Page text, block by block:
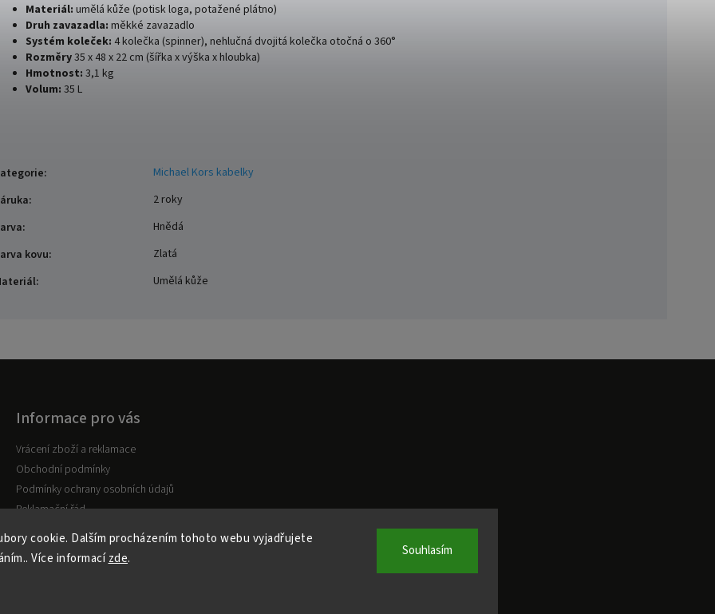
cookie. Dalším procházením tohoto webu vyjadřujete
Více informacízde. Souhlasím
Materiál: umělá kůže (potisk loga, potažené plátno)
Druh zavazadla: měkké zavazadlo
Systém koleček: 4 kolečka (spinner), nehlučná dvojitá kolečka otočná o 360°
Rozměry35 x 48 x 22 cm (šířka x výška x hloubka)
Hmotnost: 3,1 kg
Volum: 35 L
:
Michael Kors kabelky
:
2 roky
:
Hnědá
kovu:
Zlatá
: Umělá kůže
Informace pro vás
Vrácení zboží a reklamace
Obchodní podmínky
Podmínky ochrany osobních údajů
Reklamační řád
Copyright 2026Kabelky MK